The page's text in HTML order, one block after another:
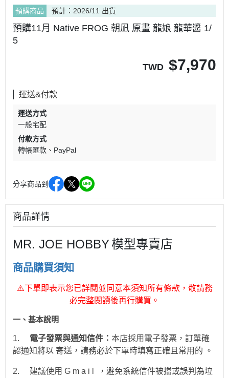
預購商品
預計：2026/11 出貨
預購11月 Native FROG 朝凪 原畫 龍娘 龍華醬 1/
5
TWD $7,970
運送&付款
運送方式
一般宅配
付款方式
轉帳匯款
PayPal
分享商品到
商品詳情
MR. JOE HOBBY模型專賣店
商品購買須知
⚠下單即表示您已詳閱並同意本須知所有條款，敬請務
必完整閱讀後再行購買。
一、 基本說明
1. 電子發票與通知信件： 本店採用電子發票，訂單確
認通知將以 寄送，請務必於下單時填寫正確且常用的 。
2.
建議使用 G m a i l ，避免系統信件被擋或誤判為垃